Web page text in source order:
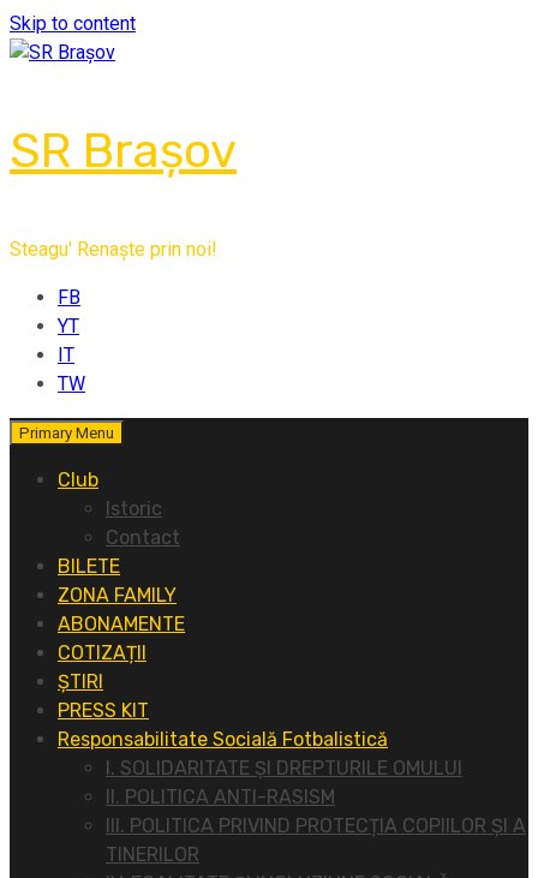
Skip to content
SR Brașov
Steagu' Renaște prin noi!
FB
YT
IT
TW
Primary Menu
Club
Istoric
Contact
BILETE
ZONA FAMILY
ABONAMENTE
COTIZAȚII
ȘTIRI
PRESS KIT
Responsabilitate Socială Fotbalistică
I. SOLIDARITATE ȘI DREPTURILE OMULUI
II. POLITICA ANTI-RASISM
III. POLITICA PRIVIND PROTECȚIA COPIILOR ȘI A
TINERILOR